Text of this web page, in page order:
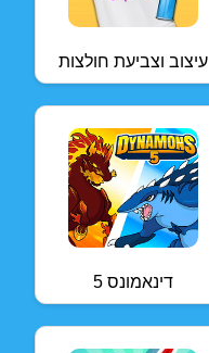
עיצוב וצביעת חולצות
דינאמונס 5